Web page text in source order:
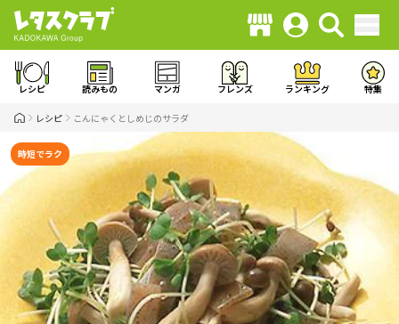
レシピ 読みもの マンガ フレンズ ランキング 特集
レシピ こんにゃくとしめじのサラダ
時短でラク